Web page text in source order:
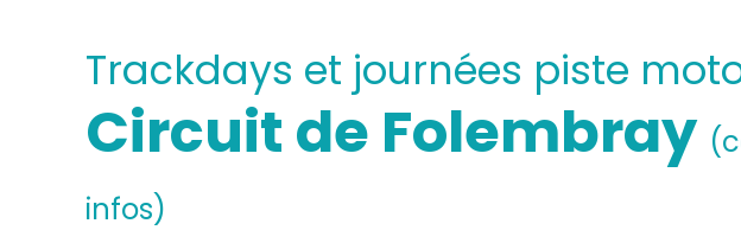
Trackdays et journées piste
Circuit de Folembray
infos)